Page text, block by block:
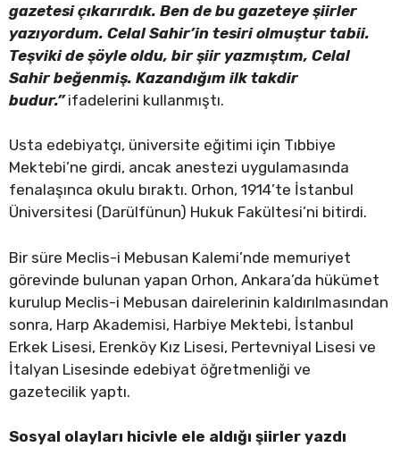
gazetesi çıkarırdık. Ben de bu gazeteye şiirler
yazıyordum. Celal Sahir’in tesiri olmuştur tabii.
Teşviki de şöyle oldu, bir şiir yazmıştım, Celal
Sahir beğenmiş. Kazandığım ilk takdir
budur.”ifadelerini kullanmıştı.
Usta edebiyatçı, üniversite eğitimi için Tıbbiye
Mektebi’ne girdi, ancak anestezi uygulamasında
fenalaşınca okulu bıraktı. Orhon, 1914’te İstanbul
Üniversitesi (Darülfünun) Hukuk Fakültesi’ni bitirdi.
Bir süre Meclis-i Mebusan Kalemi’nde memuriyet
görevinde bulunan yapan Orhon, Ankara’da hükümet
kurulup Meclis-i Mebusan dairelerinin kaldırılmasından
sonra, Harp Akademisi, Harbiye Mektebi, İstanbul
Erkek Lisesi, Erenköy Kız Lisesi, Pertevniyal Lisesi ve
İtalyan Lisesinde edebiyat öğretmenliği ve
gazetecilik yaptı.
Sosyal olayları hicivle ele aldığı şiirler yazdı